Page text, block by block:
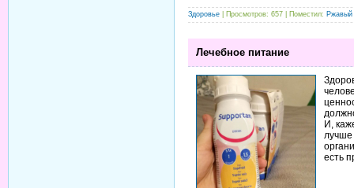
Здоровье | Просмотров: 657 | Поместил: Ржавый
Лечебное питание
И,
лучше
есть